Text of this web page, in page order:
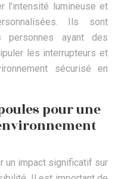
l’intensité lumineuse et
Ils sont
personnes ayant des
les interrupteurs et
sécurisé en
pour une
un impact significatif sur